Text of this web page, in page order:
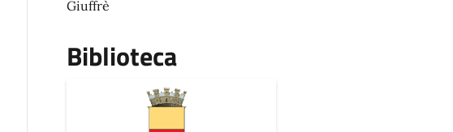
Giuffrè
Biblioteca